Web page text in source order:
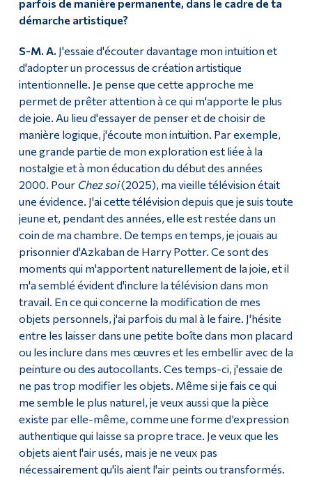
parfois de manière permanente, dans le cadre de ta
démarche artistique?
S-M. A. J'essaie d'écouter davantage mon intuition et
d'adopter un processus de création artistique
intentionnelle. Je pense que cette approche me
permet de prêter attention à ce qui m'apporte le plus
de joie. Au lieu d'essayer de penser et de choisir de
manière logique, j'écoute mon intuition. Par exemple,
une grande partie de mon exploration est liée à la
nostalgie et à mon éducation du début des années
2000. Pour Chez soi(2025), ma vieille télévision était
une évidence. J'ai cette télévision depuis que je suis toute
jeune et, pendant des années, elle est restée dans un
coin de ma chambre. De temps en temps, je jouais au
prisonnier d'Azkaban de Harry Potter. Ce sont des
moments qui m'apportent naturellement de la joie, et il
m'a semblé évident d'inclure la télévision dans mon
travail. En ce qui concerne la modification de mes
objets personnels, j'ai parfois du mal à le faire. J'hésite
entre les laisser dans une petite boîte dans mon placard
ou les inclure dans mes œuvres et les embellir avec de la
peinture ou des autocollants. Ces temps-ci, j'essaie de
ne pas trop modifier les objets. Même si je fais ce qui
me semble le plus naturel, je veux aussi que la pièce
existe par elle-même, comme une forme d’expression
authentique qui laisse sa propre trace. Je veux que les
objets aient l'air usés, mais je ne veux pas
nécessairement qu'ils aient l'air peints ou transformés.